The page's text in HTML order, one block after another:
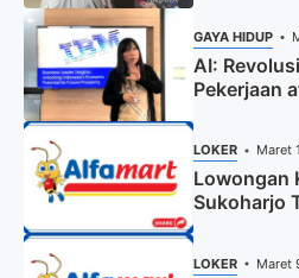
GAYA HIDUP
AI:
Pekerjaan
LOKER Maret
Lowongan
Sukoharjo
LOKER Maret